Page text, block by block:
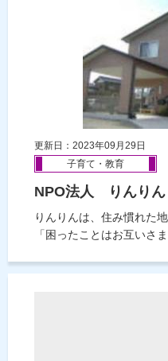
更新日：2023年09月29日
子育て・教育
NPO法人 りんりん
りんりんは、住み慣れた
「困ったことはお互いさ